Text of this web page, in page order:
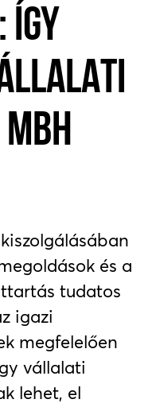
ÍGY
MBH
és a
tudatos
igazi
megfelelően
vállalati
lehet, el